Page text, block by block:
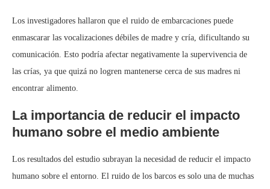
Los investigadores hallaron que el ruido de embarcaciones puede
enmascarar las vocalizaciones débiles de madre y cría, dificultando su
comunicación. Esto podría afectar negativamente la supervivencia de
las crías, ya que quizá no logren mantenerse cerca de sus madres ni
encontrar alimento.
La importancia de reducir el impacto
humano sobre el medio ambiente
Los resultados del estudio subrayan la necesidad de reducir el impacto
humano sobre el entorno. El ruido de los barcos es solo una de muchas